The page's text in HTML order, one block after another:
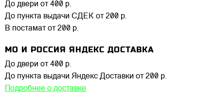
До двери от 400 р.
До пункта выдачи СДЕК от 200 р.
В постамат от 200 р.
МО И РОССИЯ ЯНДЕКС ДОСТАВКА
До двери от 400 р.
До пункта выдачи Яндекс Доставки от 200 р.
Подробнее о доставке